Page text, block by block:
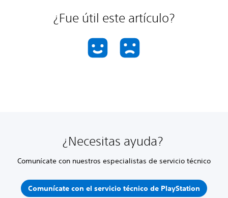
¿Fue útil este artículo?
¿Necesitas ayuda?
Comunícate con nuestros especialistas de servicio técnico
Comunícate con el servicio técnico de PlayStation